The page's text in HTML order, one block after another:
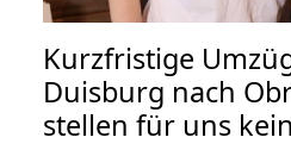
Kurzfristige
Duisburg nach
stellen für uns